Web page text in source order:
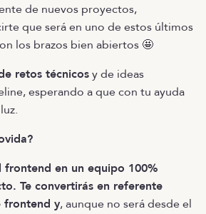
de nuevos proyectos,
que será en uno de estos últimos
los brazos bien abiertos 🤩
retos técnicosy de ideas
esperando a que con tu ayuda
frontend en un equipo 100%
Te convertirás en referente
frontend y, aunque no será desde el